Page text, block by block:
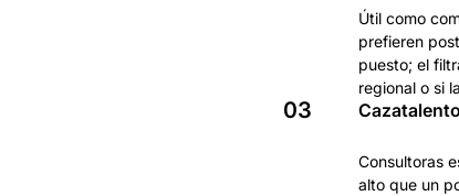
Útil como
prefieren
puesto; el
regional o si
03
Consultoras
alto que un